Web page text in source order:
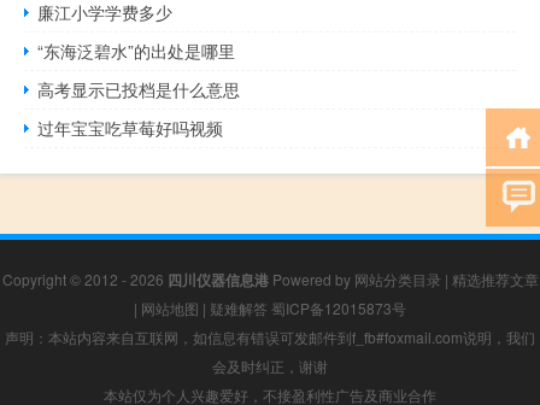
廉江小学学费多少
“东海泛碧水”的出处是哪里
高考显示已投档是什么意思
过年宝宝吃草莓好吗视频
Copyright © 2012 - 2026 四川仪器信息港Powered by 网站分类目录 | 精选推荐文章
| 网站地图 | 疑难解答 蜀ICP备12015873号
声明：本站内容来自互联网，如信息有错误可发邮件到f_fb#foxmail.com说明，我们
会及时纠正，谢谢
本站仅为个人兴趣爱好，不接盈利性广告及商业合作